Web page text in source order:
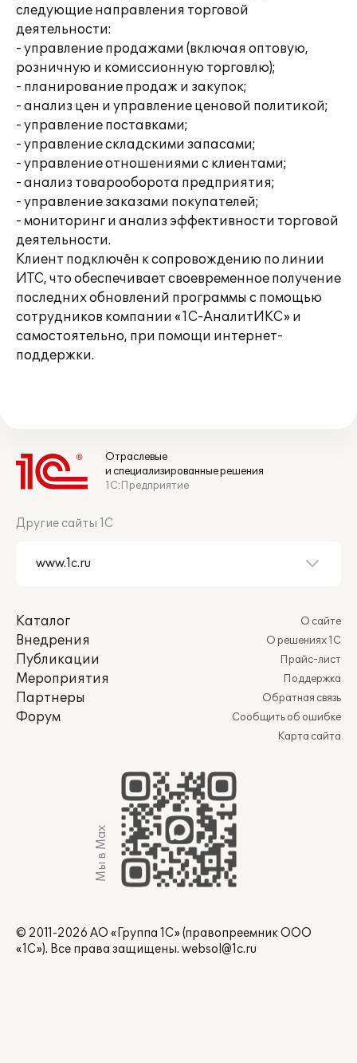
следующие направления торговой
деятельности:
- управление продажами (включая оптовую,
розничную и комиссионную торговлю);
- планирование продаж и закупок;
- анализ цен и управление ценовой политикой;
- управление поставками;
- управление складскими запасами;
- управление отношениями с клиентами;
- анализ товарооборота предприятия;
- управление заказами покупателей;
- мониторинг и анализ эффективности торговой
деятельности.
Клиент подключён к сопровождению по линии
ИТС, что обеспечивает своевременное получение
последних обновлений программы с помощью
сотрудников компании «1С-АналитИКС» и
самостоятельно, при помощи интернет-
поддержки.
Отраслевые
и специализированные решения
1С:Предприятие
Другие сайты 1С
Каталог
Внедрения
Публикации
Мероприятия
Партнеры
Форум
О сайте
О решениях 1С
Прайс-лист
Поддержка
Обратная связь
Сообщить об ошибке
Карта сайта
Мы в Max
© 2011-2026 АО «Группа 1С» (правопреемник ООО
«1С»). Все права защищены. websol@1c.ru